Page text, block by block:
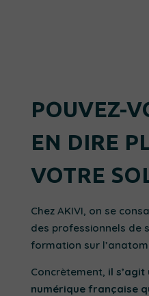
POUVEZ-
EN DIRE
VOTRE
Chez AKIVI, on se
des professionnels de
formation sur
Concrètement, il
numérique française